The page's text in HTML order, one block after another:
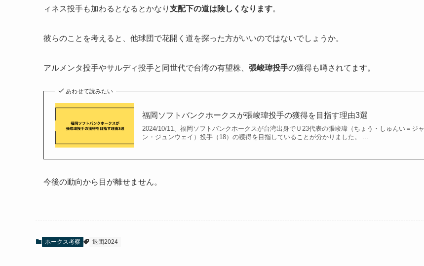
ィネス投手も加わるとなるとかなり 支配下の道は険しくなります。
彼らのことを考えると、他球団で花開く道を探った方がいいのではないでしょうか。
アルメンタ投手やサルディ投手と同世代で台湾の有望株、 張峻瑋投手の獲得も噂されてます。
あわせて読みたい
福岡ソフトバンクホークスが張峻瑋投手の獲得を目指す理由3選
2024/10/11、福岡ソフトバンクホークスが台湾出身でＵ23代表の張峻瑋（ちょう・しゅんい＝ジャ
ン・ジュンウェイ）投手（18）の獲得を目指していることが分かりました。 ...
今後の動向から目が離せません。
ホークス考察 退団2024